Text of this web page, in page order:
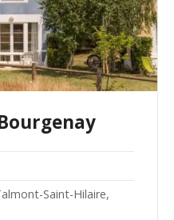
Saint-Hilaire,